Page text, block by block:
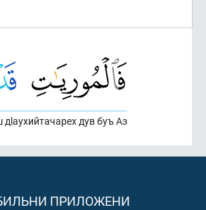
дlаухийтачарех дув буъ Аз
ПРИЛОЖЕНИ